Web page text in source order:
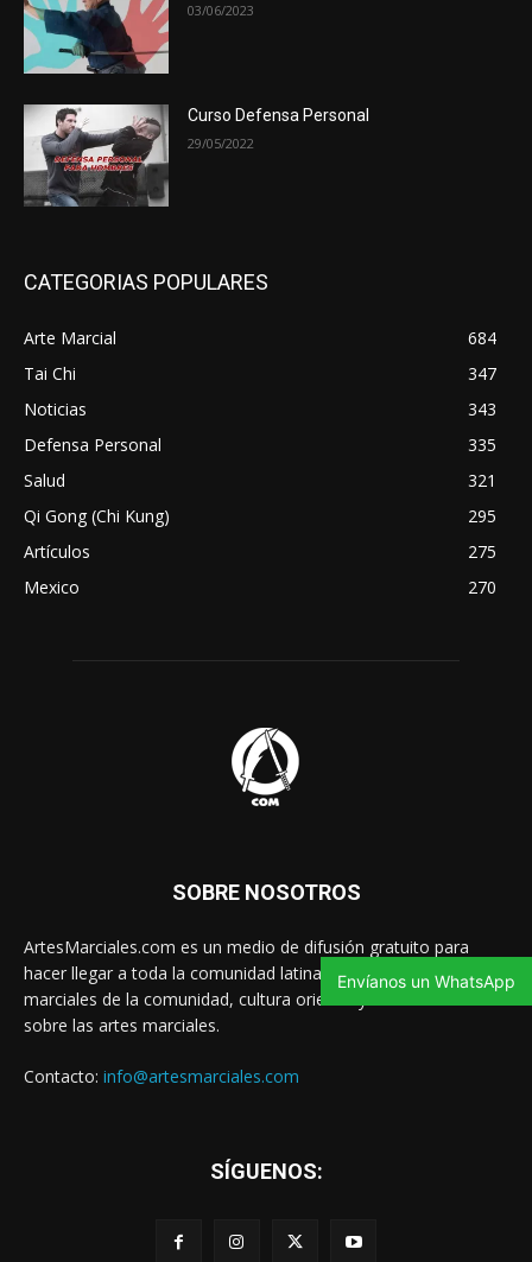
03/06/2023
Curso Defensa Personal
29/05/2022
CATEGORIAS POPULARES
Arte Marcial
684
Tai Chi
347
Noticias
343
Defensa Personal
335
Salud
321
Qi Gong (Chi Kung)
295
Artículos
275
Mexico
270
SOBRE NOSOTROS
ArtesMarciales.com es un medio de difusión gratuito para
hacer llegar a toda la comunidad latina las noticias de artes
marciales de la comunidad, cultura oriental y contenido valioso
sobre las artes marciales.
Contacto: info@artesmarciales.com
SÍGUENOS:
Envíanos un WhatsApp